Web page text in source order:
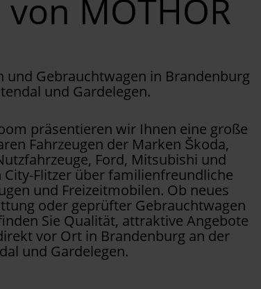
MOTHOR
Gebrauchtwagen in Brandenburg
und Gardelegen.
präsentieren wir Ihnen eine große
Fahrzeugen der Marken Škoda,
Ford, Mitsubishi und
Flitzer über familienfreundliche
und Freizeitmobilen. Ob neues
oder geprüfter Gebrauchtwagen
Sie Qualität, attraktive Angebote
vor Ort in Brandenburg an der
und Gardelegen.